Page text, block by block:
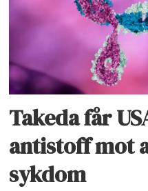
Takeda får
antistoff mot
sykdom